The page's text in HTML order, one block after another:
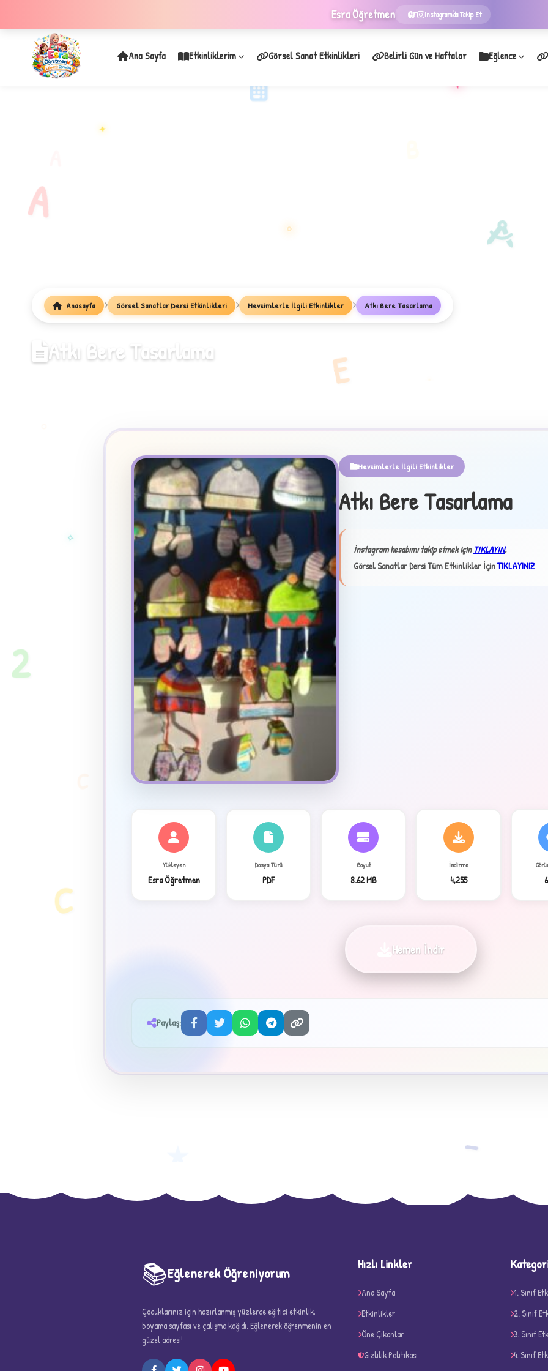
EsraÖğretmen Instagram'da Takip Et
1
✦
★
✧
Ana Sayfa Etkinliklerim Görsel Sanat Etkinlikleri Belirli Gün ve Haftalar Eğlence
Anasayfa Görsel Sanatlar Dersi Etkinlikleri Mevsimlerle İlgili Etkinlikler Atkı Bere Tasarlama
Atkı Bere Tasarlama
Mevsimlerle İlgili Etkinlikler
Atkı Bere Tasarlama
İnstagram hesabımı takip etmek içinTIKLAYIN.
Görsel Sanatlar Dersi Tüm Etkinlikler İçinTIKLAYINIZ
Yükleyen
Esra Öğretmen
Dosya Türü
PDF
Boyut
8.62 MB
İndirme
4,255
Hemen İndir
Paylaş:
A
C
E
2
−
★
📚Eğlenerek Öğreniyorum
Çocuklarınız için hazırlanmış yüzlerce eğitici etkinlik,
boyama sayfası ve çalışma kağıdı. Eğlenerek öğrenmenin en
güzel adresi!
Hızlı Linkler
Ana Sayfa
Etkinlikler
Öne Çıkanlar
Gizlilik Politikası
1. Sınıf
2. Sınıf
3. Sınıf
4. Sınıf